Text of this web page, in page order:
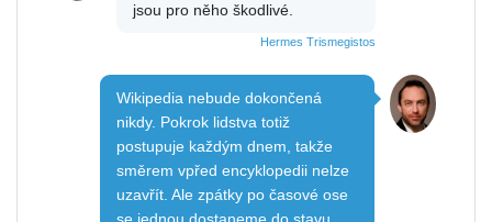
jsou pro něho škodlivé.
Hermes Trismegistos
Wikipedia nebude dokončená
nikdy. Pokrok lidstva totiž
postupuje každým dnem, takže
směrem vpřed encyklopedii nelze
uzavřít. Ale zpátky po časové ose